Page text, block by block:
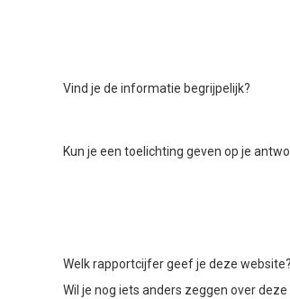
Vind je de informatie begrijpelijk?
Kun je een toelichting geven op je
Welk rapportcijfer geef je deze website?
Wil je nog iets anders zeggen over